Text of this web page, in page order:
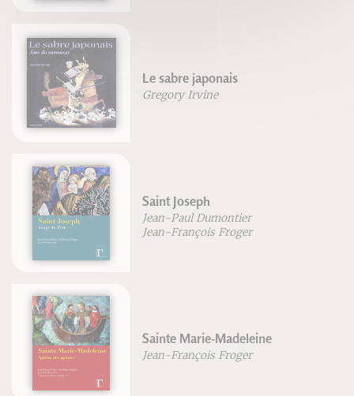
Le sabre japonais
Gregory Irvine
Saint Joseph
Jean-Paul Dumontier
Jean-François Froger
Sainte Marie-Madeleine
Jean-François Froger